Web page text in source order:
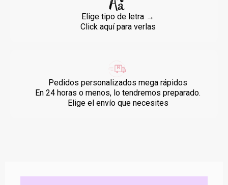
Elige tipo de letra →
Click aquí para verlas
Pedidos personalizados mega rápidos
En 24 horas o menos, lo tendremos preparado.
Elige el envío que necesites